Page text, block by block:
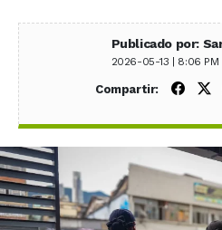
Publicado por:
2026-05-13 | 8:06 PM
Compartir: